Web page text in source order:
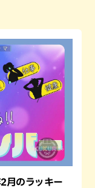
月のラッキー